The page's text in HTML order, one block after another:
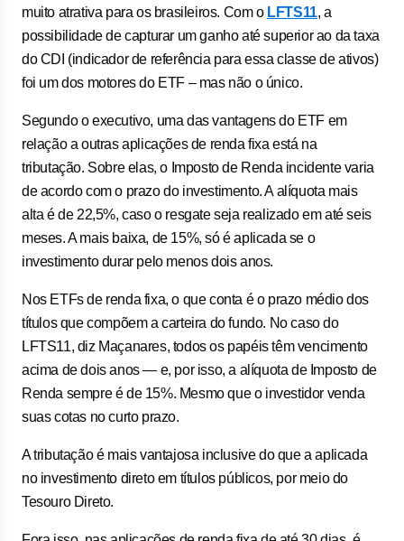
muito atrativa para os brasileiros. Com o LFTS11, a
possibilidade de capturar um ganho até superior ao da taxa
do CDI (indicador de referência para essa classe de ativos)
foi um dos motores do ETF – mas não o único.
Segundo o executivo, uma das vantagens do ETF em
relação a outras aplicações de renda fixa está na
tributação. Sobre elas, o Imposto de Renda incidente varia
de acordo com o prazo do investimento. A alíquota mais
alta é de 22,5%, caso o resgate seja realizado em até seis
meses. A mais baixa, de 15%, só é aplicada se o
investimento durar pelo menos dois anos.
Nos ETFs de renda fixa, o que conta é o prazo médio dos
títulos que compõem a carteira do fundo. No caso do
LFTS11, diz Maçanares, todos os papéis têm vencimento
acima de dois anos — e, por isso, a alíquota de Imposto de
Renda sempre é de 15%. Mesmo que o investidor venda
suas cotas no curto prazo.
A tributação é mais vantajosa inclusive do que a aplicada
no investimento direto em títulos públicos, por meio do
Tesouro Direto.